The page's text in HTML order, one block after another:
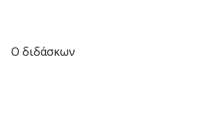
Ο διδάσκων